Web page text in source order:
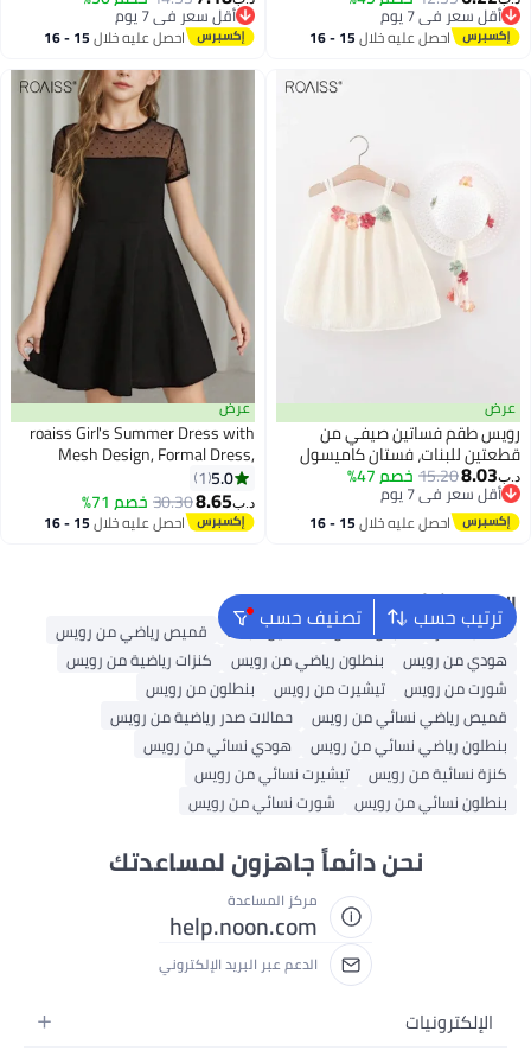
مستديرة وتنورة قصيرة بخصر
مطاطي، ملابس رياضية ناعمة
للأطفال، مثالية لممارسة التنس
أقل سعر في 7 يوم
أقل سعر في 7 يوماحصل عليه خلال 15 - 16
بنقشة البولكا دوت، فستان غير
رسمي بقصّة A للبنات، مناسب
أقل سعر في 7 يوم
أقل سعر في 7 يوماحصل عليه خلال 15 - 16
عرض
رويس طقم فساتين صيفي من
قطعتين للبنات، فستان كاميسول
وقبعة شمسية، فستان أنيق بقصة
A-line مع زهور ثلاثية الأبعاد وبطانة،
فستان أنيق وأنيق بدون أكمام
للبنات، مناسب للارتداء اليومي أو
د.ب‏8.03
15.20خصم 47%
أقل سعر في 7 يوم
أقل سعر في 7 يوماحصل عليه خلال 15 - 16
عرض
roaiss Girl's Summer Dress with
Mesh Design, Formal Dress,
Breathable A Line Dress, Elegant
Stylish Sundress for Girls, Suitable
for Daily Wear or Any Occasion
5.0
1
د.ب‏8.65
30.30خصم 71%
احصل عليه خلال 15 - 16
ترتيب حسب تصنيف حسب البحث الشائع
حقائب ظهر ملابس اطفال فساتين للبنات
قميص رياضي من رويس
هودي من رويس
بنطلون رياضي من رويس
كنزات رياضية من رويس
شورت من رويس
تيشيرت من رويس
بنطلون من رويس
قميص رياضي نسائي من رويس
حمالات صدر رياضية من رويس
بنطلون رياضي نسائي من رويس
هودي نسائي من رويس
كنزة نسائية من رويس
تيشيرت نسائي من رويس
بنطلون نسائي من رويس
شورت نسائي من رويس
نحن دائماً جاهزون لمساعدتك
مركز المساعدة
help.noon.com
الدعم عبر البريد الإلكتروني
الإلكترونيات